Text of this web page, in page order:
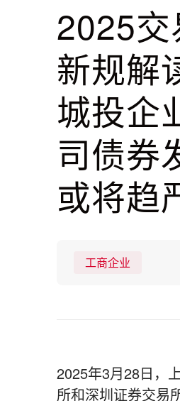
2025交
新规解
城投企
司债券
或将趋
工商企业
2025年3月28日，
所和深圳证券交易